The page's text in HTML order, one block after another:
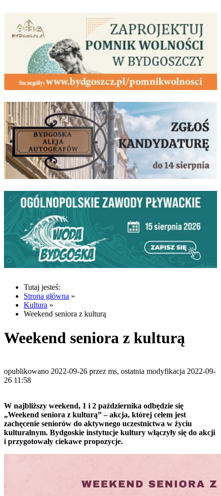
Tutaj jesteś:
Strona główna »
Kultura »
Weekend seniora z kulturą
Weekend seniora z kulturą
opublikowano 2022-09-26 przez ms, ostatnia modyfikacja 2022-09-
26 11:58
W najbliższy weekend, 1 i 2 października odbędzie się
„Weekend seniora z kulturą” – akcja, której celem jest
zachęcenie seniorów do aktywnego uczestnictwa w życiu
kulturalnym. Bydgoskie instytucje kultury włączyły się do akcji
i przygotowały ciekawe propozycje.